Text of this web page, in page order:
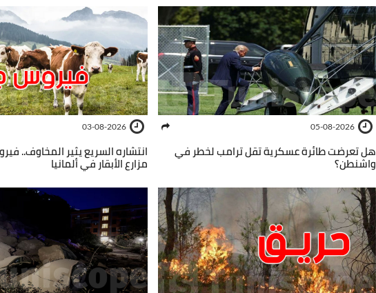
05-08-2026
هل تعرضت طائرة عسكرية تقل ترامب لخطر في
واشنطن؟
03-08-2026
انتشاره السريع يثير المخاوف..
مزارع الأبقار في ألمانيا